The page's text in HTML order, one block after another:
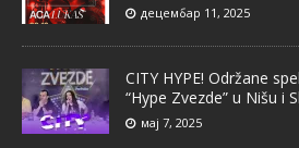
децембар 11, 2025
CITY HYPE! Održane
“Hype Zvezde” u Nišu i
мај 7, 2025